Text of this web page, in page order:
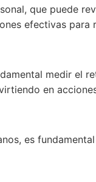
que puede
efectivas
medir el
en
es